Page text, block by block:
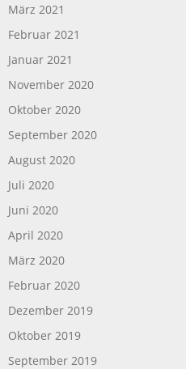
März 2021
Februar 2021
Januar 2021
November 2020
Oktober 2020
September 2020
August 2020
Juli 2020
Juni 2020
April 2020
März 2020
Februar 2020
Dezember 2019
Oktober 2019
September 2019